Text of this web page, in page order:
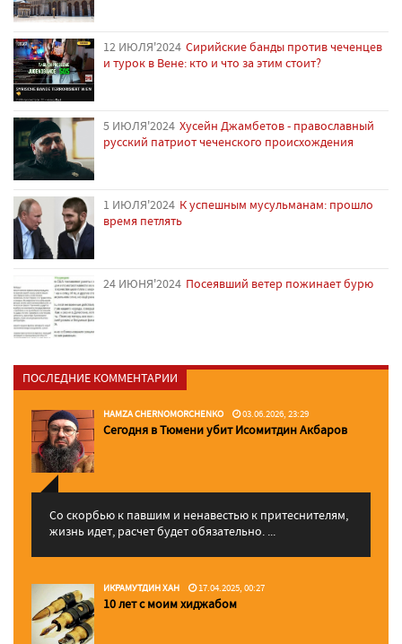
12 ИЮЛЯ'2024 Сирийские банды против чеченцев
и турок в Вене: кто и что за этим стоит?
5 ИЮЛЯ'2024 Хусейн Джамбетов - православный
русский патриот чеченского происхождения
1 ИЮЛЯ'2024 К успешным мусульманам: прошло
время петлять
24 ИЮНЯ'2024 Посеявший ветер пожинает бурю
ПОСЛЕДНИЕ КОММЕНТАРИИ
HAMZA CHERNOMORCHENKO 03.06.2026, 23:29
Сегодня в Тюмени убит Исомитдин Акбаров
Со скорбью к павшим и ненавестью к притеснителям,
жизнь идет, расчет будет обязательно. ...
ИКРАМУТДИН ХАН 17.04.2025, 00:27
10 лет с моим хиджабом